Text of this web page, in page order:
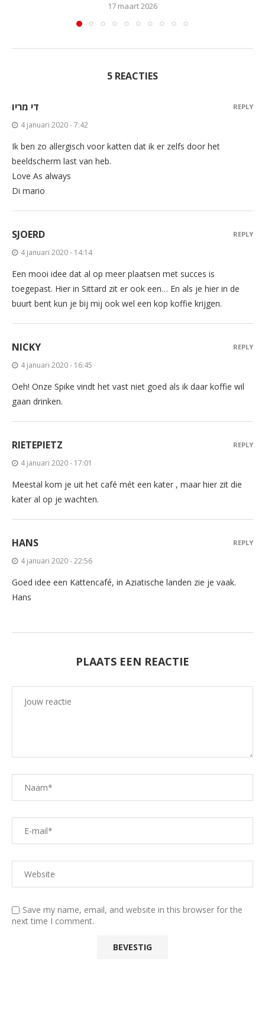
17 maart 2026
5 REACTIES
די מריו
4 januari 2020 - 7:42
Ik ben zo allergisch voor katten dat ik er zelfs door het
beeldscherm last van heb.
Love As always
Di mario
REPLY
SJOERD
4 januari 2020 - 14:14
Een mooi idee dat al op meer plaatsen met succes is
toegepast. Hier in Sittard zit er ook een… En als je hier in de
buurt bent kun je bij mij ook wel een kop koffie krijgen.
REPLY
NICKY
4 januari 2020 - 16:45
Oeh! Onze Spike vindt het vast niet goed als ik daar koffie wil
gaan drinken.
REPLY
RIETEPIETZ
4 januari 2020 - 17:01
Meestal kom je uit het café mét een kater , maar hier zit die
kater al op je wachten.
REPLY
HANS
4 januari 2020 - 22:56
Goed idee een Kattencafé, in Aziatische landen zie je vaak.
Hans
REPLY
PLAATS EEN REACTIE
Save my name, email, and website in this browser for the
next time I comment.